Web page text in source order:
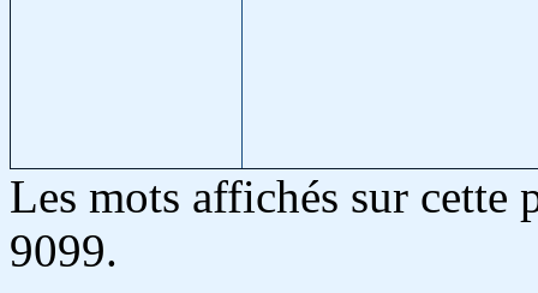
Les mots affichés sur cette
9099.